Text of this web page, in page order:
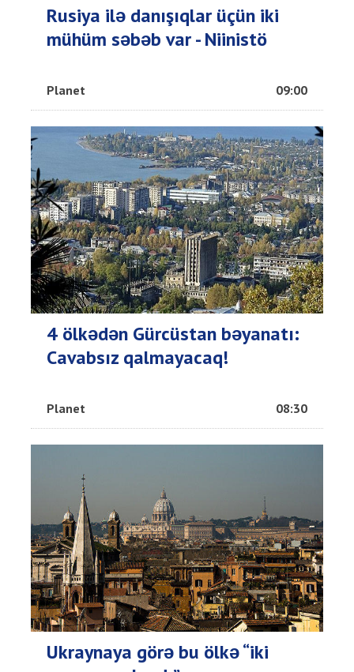
Rusiya ilə danışıqlar üçün iki
mühüm səbəb var - Niinistö
Planet 09:00
4 ölkədən Gürcüstan bəyanatı:
Cavabsız qalmayacaq!
Planet 08:30
Ukraynaya görə bu ölkə “iki